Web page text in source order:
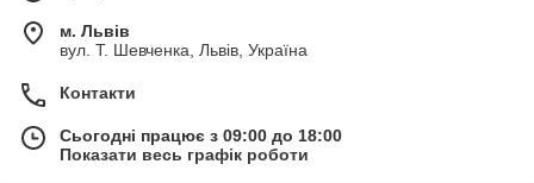
м. Львів
вул. Т. Шевченка, Львів, Україна
Контакти
Сьогодні працює з 09:00 до 18:00
Показати весь графік роботи